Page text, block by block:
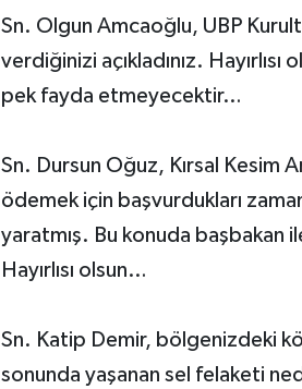
Sn. Olgun Amcaoğlu, UBP
verdiğinizi açıkladınız.
pek fayda etmeyecektir…
Sn. Dursun Oğuz, Kırsal Kesim
ödemek için başvurdukları
yaratmış. Bu konuda başbakan
Hayırlısı olsun…
Sn. Katip Demir, bölgenizdeki
sonunda yaşanan sel felaketi